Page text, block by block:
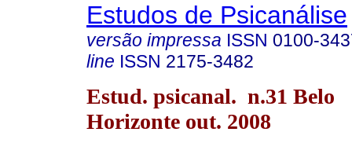
Estudos de Psicanálise
versão impressa ISSN 0100-
line ISSN 2175-3482
Estud. psicanal. n.31 Belo
Horizonte out. 2008